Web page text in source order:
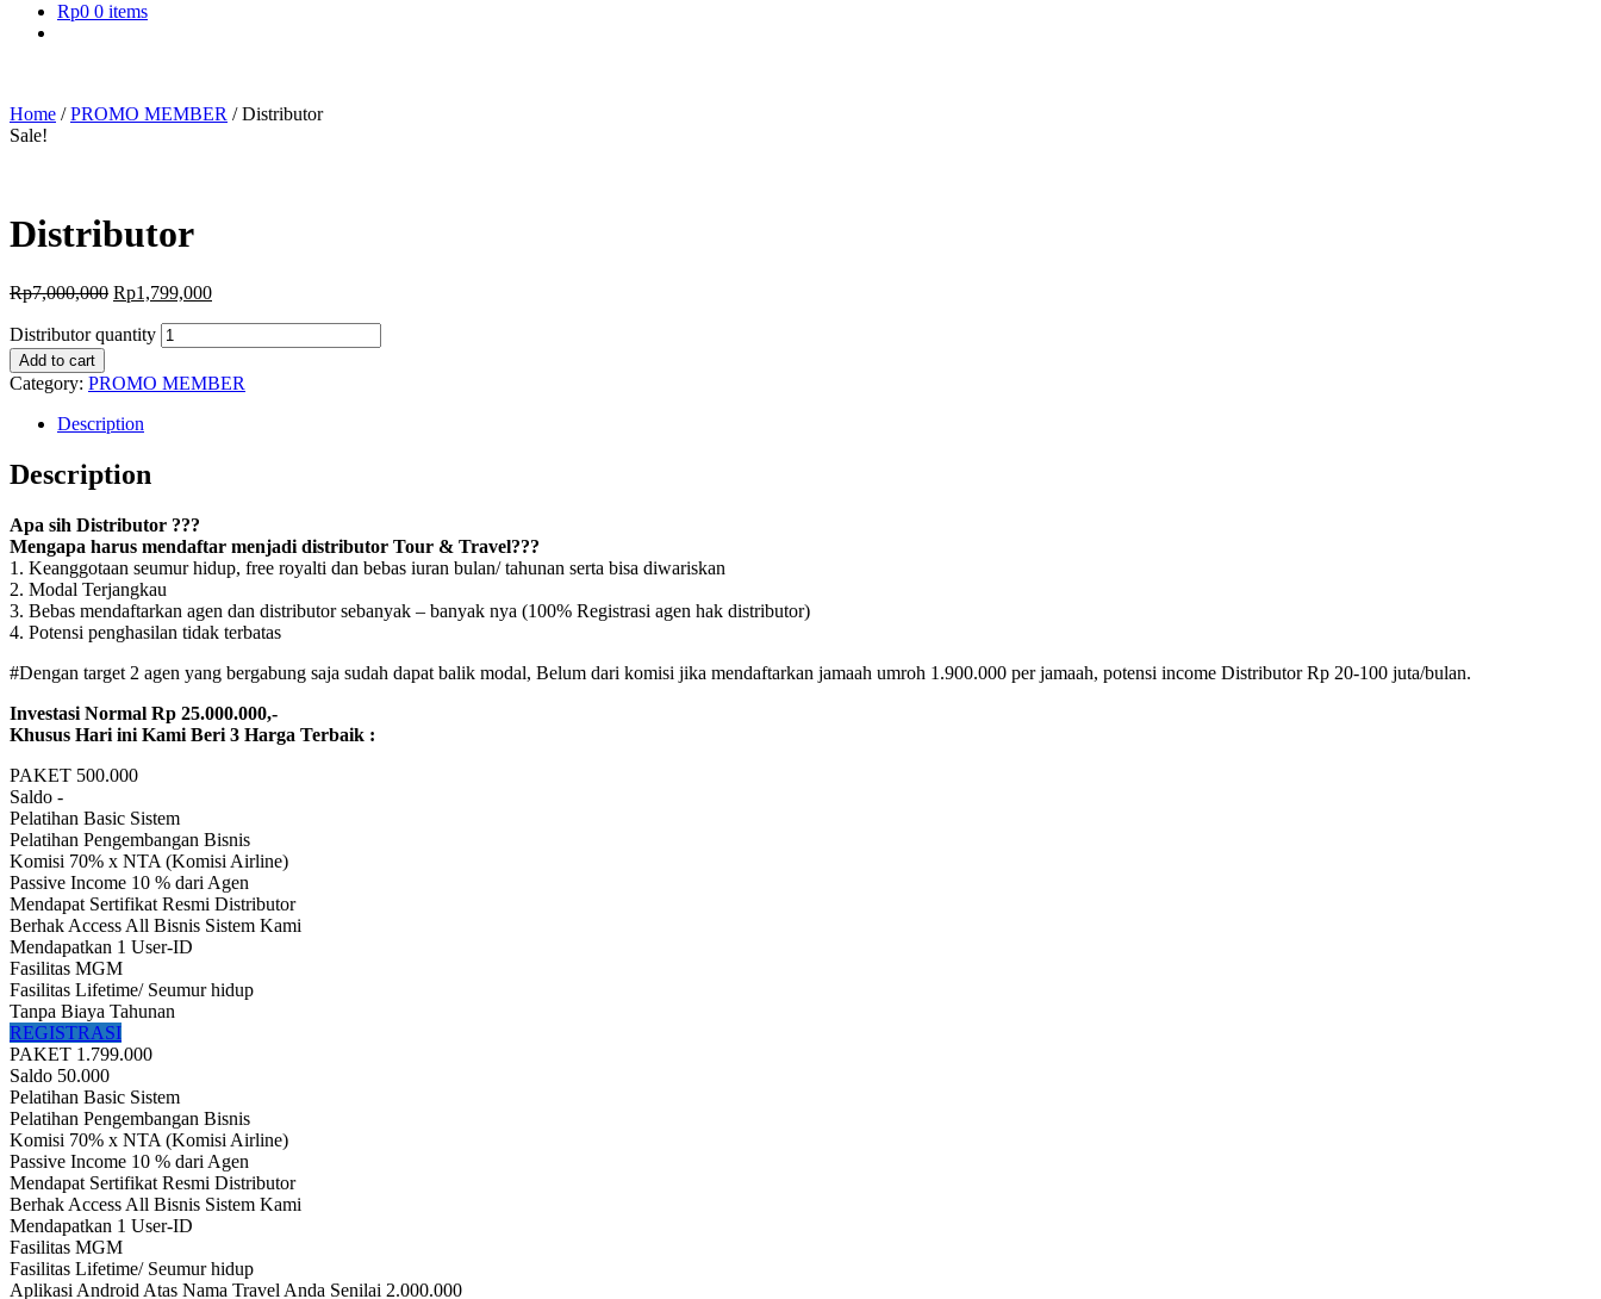
Rp0 0 items
Home /PROMO MEMBER / Distributor
Sale!
Distributor
Rp7,000,000 Rp1,799,000
Distributor quantity
Add to cart
Category: PROMO MEMBER
Description
Description
Apa sih Distributor ???
Mengapa harus mendaftar menjadi distributor Tour & Travel???
1. Keanggotaan seumur hidup, free royalti dan bebas iuran bulan/ tahunan serta bisa diwariskan
2. Modal Terjangkau
3. Bebas mendaftarkan agen dan distributor sebanyak – banyak nya (100% Registrasi agen hak distributor)
4. Potensi penghasilan tidak terbatas
#Dengan target 2 agen yang bergabung saja sudah dapat balik modal, Belum dari komisi jika mendaftarkan jamaah umroh 1.900.000 per jamaah, potensi income Distributor Rp 20-100 juta/bulan.
Investasi Normal Rp 25.000.000,-
Khusus Hari ini Kami Beri 3 Harga Terbaik :
PAKET 500.000
Saldo -
Pelatihan Basic Sistem
Pelatihan Pengembangan Bisnis
Komisi 70% x NTA (Komisi Airline)
Passive Income 10 % dari Agen
Mendapat Sertifikat Resmi Distributor
Berhak Access All Bisnis Sistem Kami
Mendapatkan 1 User-ID
Fasilitas MGM
Fasilitas Lifetime/ Seumur hidup
Tanpa Biaya Tahunan
REGISTRASI
PAKET 1.799.000
Saldo 50.000
Pelatihan Basic Sistem
Pelatihan Pengembangan Bisnis
Komisi 70% x NTA (Komisi Airline)
Passive Income 10 % dari Agen
Mendapat Sertifikat Resmi Distributor
Berhak Access All Bisnis Sistem Kami
Mendapatkan 1 User-ID
Fasilitas MGM
Fasilitas Lifetime/ Seumur hidup
Aplikasi Android Atas Nama Travel Anda Senilai 2.000.000